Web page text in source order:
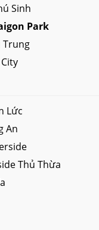
Sinh
Park
Trung
Lức
An
Thủ Thừa